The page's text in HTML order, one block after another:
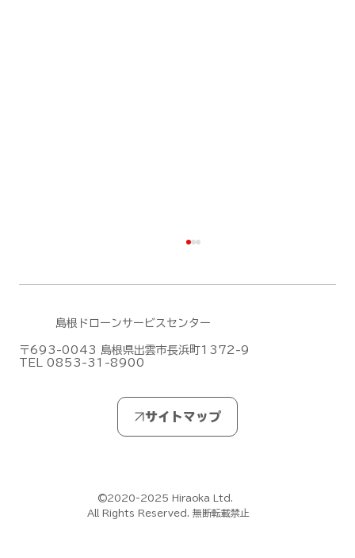
DJIがMic Mini シリーズの新作「DJI
©2020-2025 Hiraoka Ltd.
All Rights Reserved. 無断転載禁止
島根ドローンサービスセンター
〒693-0043 島根県出雲市長浜町1372-9
TEL 0853-31-8900